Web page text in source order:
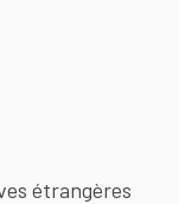
étrangères